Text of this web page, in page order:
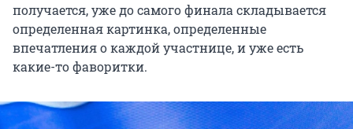
получается, уже до самого финала складывается
определенная картинка, определенные
впечатления о каждой участнице, и уже есть
какие-то фаворитки.